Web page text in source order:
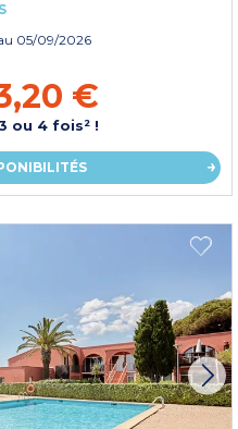
05/09/2026
€
ou 4 fois² !